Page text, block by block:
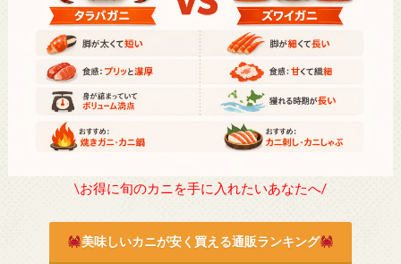
\お得に旬のカニを手に入れたいあなたへ/
美味しいカニが安く買える通販ランキング